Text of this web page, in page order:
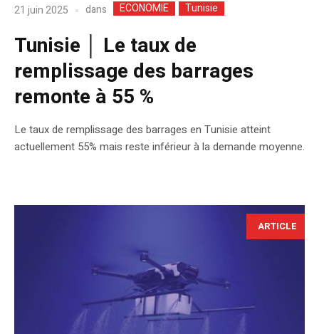
21 juin 2025 dans ECONOMIE Tunisie
Tunisie │ Le taux de
remplissage des barrages
remonte à 55 %
Le taux de remplissage des barrages en Tunisie atteint
actuellement 55% mais reste inférieur à la demande moyenne.
ARTICLE